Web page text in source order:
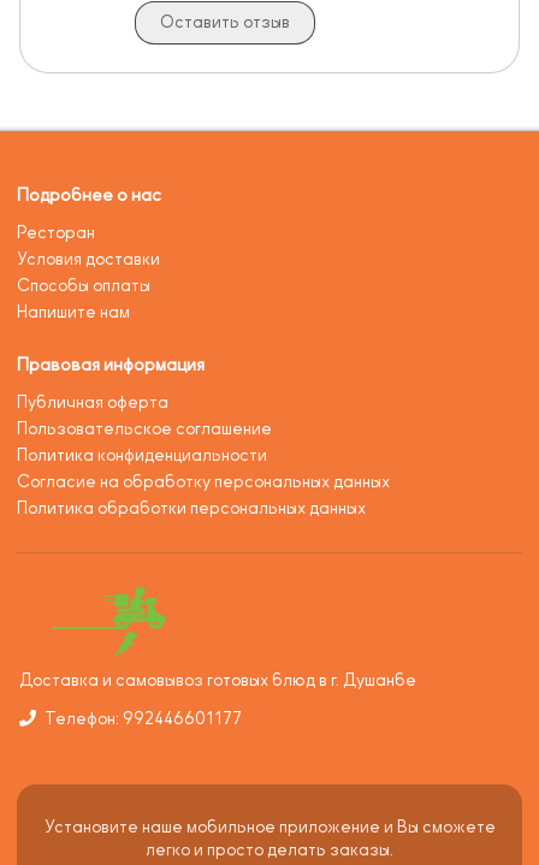
Оставить отзыв
Подробнее о нас
Ресторан
Условия доставки
Способы оплаты
Напишите нам
Правовая информация
Публичная оферта
Пользовательское соглашение
Политика конфиденциальности
Согласие на обработку персональных данных
Политика обработки персональных данных
Доставка и самовывоз готовых блюд в г. Душанбе
Телефон: 992446601177
Установите наше мобильное приложение и Вы сможете
легко и просто делать заказы.